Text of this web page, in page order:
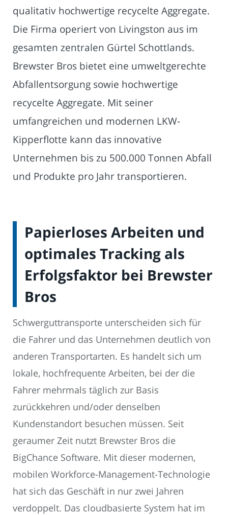
qualitativ hochwertige recycelte Aggregate.
Die Firma operiert von Livingston aus im
gesamten zentralen Gürtel Schottlands.
Brewster Bros bietet eine umweltgerechte
Abfallentsorgung sowie hochwertige
recycelte Aggregate. Mit seiner
umfangreichen und modernen LKW-
Kipperflotte kann das innovative
Unternehmen bis zu 500.000 Tonnen Abfall
und Produkte pro Jahr transportieren.
Papierloses Arbeiten und
optimales Tracking als
Erfolgsfaktor bei Brewster
Bros
Schwerguttransporte unterscheiden sich für
die Fahrer und das Unternehmen deutlich von
anderen Transportarten. Es handelt sich um
lokale, hochfrequente Arbeiten, bei der die
Fahrer mehrmals täglich zur Basis
zurückkehren und/oder denselben
Kundenstandort besuchen müssen. Seit
geraumer Zeit nutzt Brewster Bros die
BigChance Software. Mit dieser modernen,
mobilen Workforce-Management-Technologie
hat sich das Geschäft in nur zwei Jahren
verdoppelt. Das cloudbasierte System hat im